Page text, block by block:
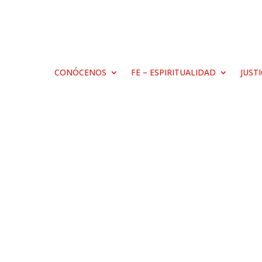
CONÓCENOS FE – ESPIRITUALIDAD